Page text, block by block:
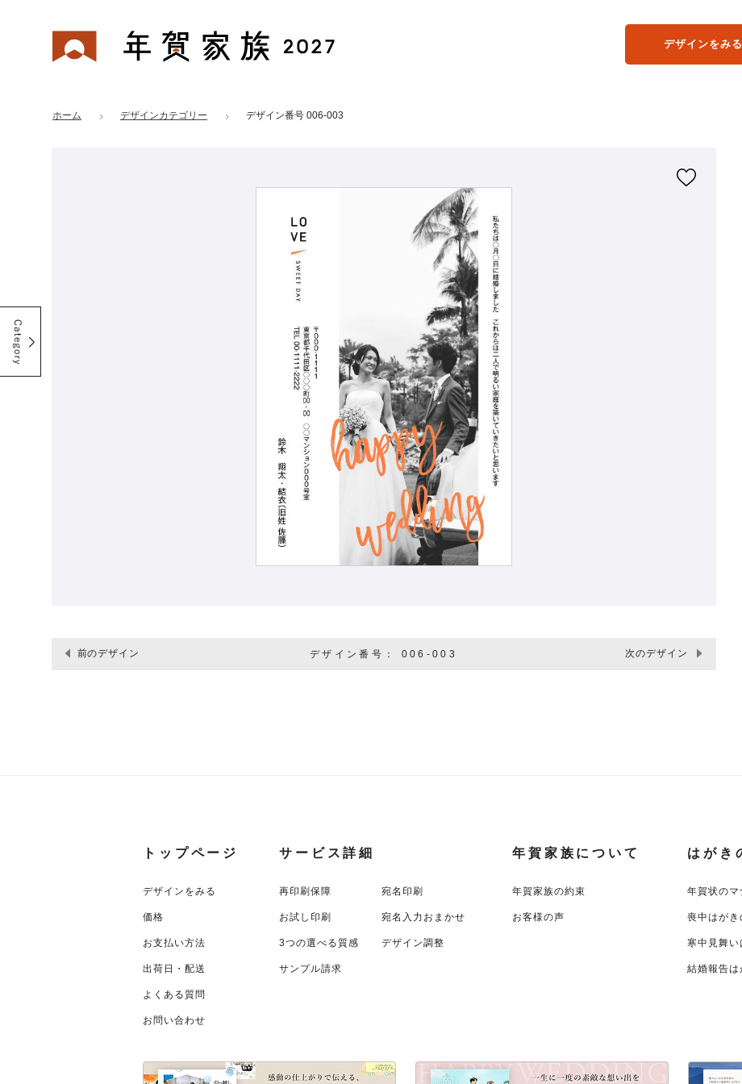
年賀家族 2027 デザインをみる
ホーム デザインカテゴリー デザイン番号 006-003
デザイン番号： 006-003
前のデザイン 次のデザイン
トップページ
デザインをみる
価格
お支払い方法
出荷日・配送
よくある質問
お問い合わせ
サービス詳細
再印刷保障 宛名印刷
お試し印刷 宛名入力おまかせ
3つの選べる質感 デザイン調整
サンプル請求
年賀家族について
年賀家族の約束
お客様の声
はがき
年賀状のマ
喪中はがき
寒中見舞い
結婚報告は